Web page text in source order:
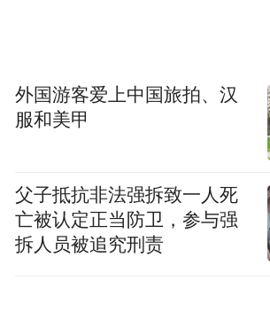
破除误区：哮喘与身高，
在义诊现场，我们听到了太
“医生，我听说长期吸激素会
外国游客爱上中国旅拍、汉
服和美甲
父子抵抗非法强拆致一人死
亡被认定正当防卫，参与强
拆人员被追究刑责